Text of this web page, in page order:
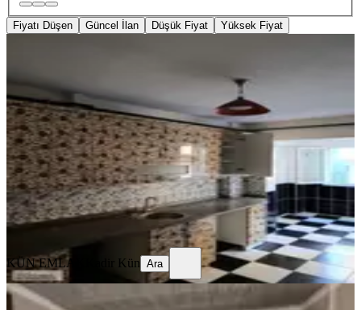
Fiyatı Düşen Güncel İlan Düşük Fiyat Yüksek Fiyat
3+1,doğalgazlı,klimalı,daire
Bornova, Rafet Paşa Mahallesi
3+1· 120 m²·1. Kat·07.08.2026
30.000 ₺
KÜN EMLAKKadir Kün
KÜN EMLAK Kadir Kün Ara
YENİ